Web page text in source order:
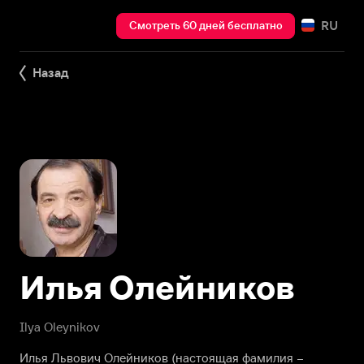
Смотреть 60 дней бесплатно RU
Назад
Ilya Oleynikov
Илья Олейников
Илья Львович Олейников (настоящая фамилия –